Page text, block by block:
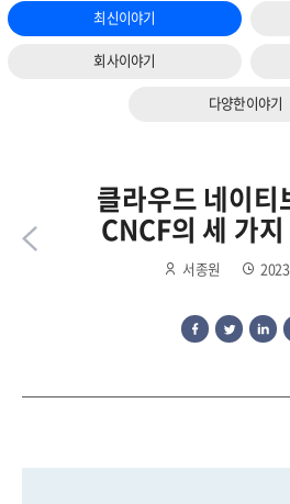
최신이야기
회사이야기
다양한이야기
클라우드 네이티
CNCF의 세 가
서종원